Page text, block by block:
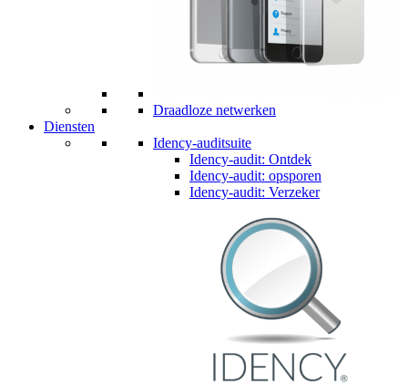
Draadloze netwerken
Diensten
Idency-auditsuite
Idency-audit: Ontdek
Idency-audit: opsporen
Idency-audit: Verzeker